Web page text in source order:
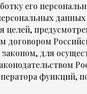
его
целей,
договором
для
функций,